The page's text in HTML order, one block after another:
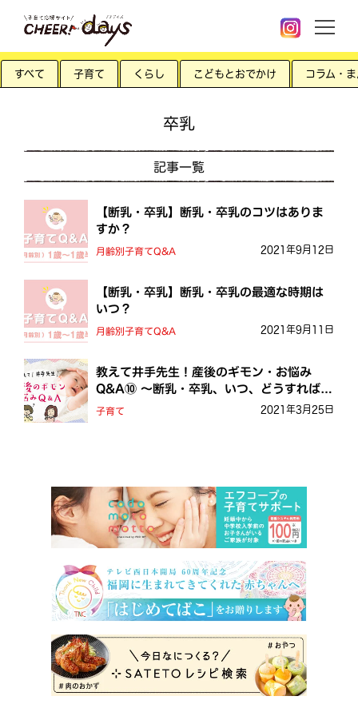
すべて 子育て くらし こどもとおでかけ コラム・
卒乳
記事一覧
【断乳・卒乳】断乳・卒乳のコツはありま
すか？
月齢別子育てQ&A 2021年9月12日
【断乳・卒乳】断乳・卒乳の最適な時期は
いつ？
月齢別子育てQ&A 2021年9月11日
教えて井手先生！産後のギモン・お悩み
Q&A⑩ ～断乳・卒乳、いつ、どうすればい
いの？
子育て 2021年3月25日